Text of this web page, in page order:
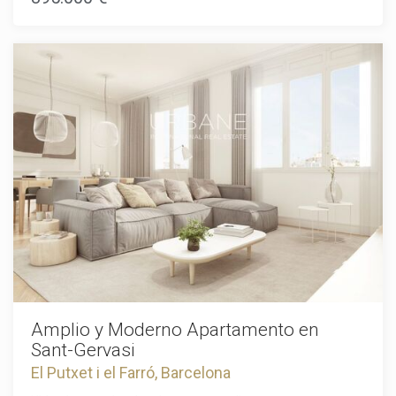
exploración, te espera otra cómoda habitación doble con
baño en suite, acompañada de una encantadora terraza de
6m2, perfecta para momentos tranquilos de relajación. Esta
propiedad excepcional ofrece una oportunidad única de ser
dueño de un impresionante ático dúplex en el codiciado
barrio de Eixample Derecha de Barcelona. No te pierdas
esta oportunidad extraordinaria; reserva una visita hoy
mismo para apreciar la belleza y el encanto de esta
increíble residencia de primera mano. Beneficios de Vivir en
Eixample Derecha, Barcelona: Vivir en el prestigioso distrito
de Eixample Derecha ofrece una multitud de ventajas y un
estilo de vida verdaderamente deseable. Esta animada área
exhibe lo mejor de Barcelona, combinando el encanto
histórico con las comodidades modernas. Disfruta de la
conveniencia de estar a pocos pasos del icónico Passeig de
Gracia,
soleado salón-comedor, una cocina abierta , con una
altos,lo que le proporciona mayor amplitud y luminosidad,
consta de dos habitaciones dobles, un baño completo,
suelos de parquet, carpintería de aluminio, y aire
acondicionado en toda la vivienda por
conductos.Idealmente situada cerca de Paseig San Joan, El
Born y Paseig de Gràcia, rodeado de comercios y servicios.
Excelente comunicación por transporte público.
Amplio y Moderno Apartamento en
Sant-Gervasi
El Putxet i el Farró, Barcelona